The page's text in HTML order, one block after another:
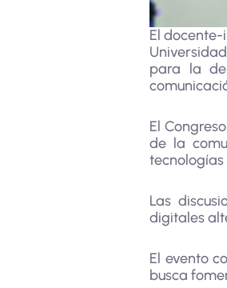
El
para la
El
de la
tecnologías
Las
digitales
El evento
busca